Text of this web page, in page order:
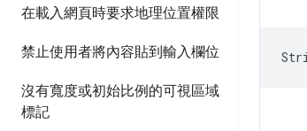
在載入網頁時要求地理位置權限
禁止使用者將內容貼到輸入欄位
沒有寬度或初始比例的可視區域
標記